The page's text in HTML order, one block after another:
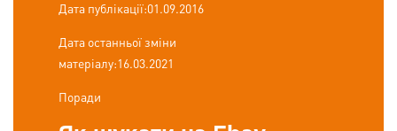
Дата публікації:01.09.2016
Дата останньої зміни
матеріалу:16.03.2021
Поради